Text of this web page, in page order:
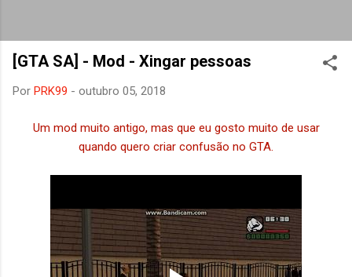
[GTA SA] - Mod - Xingar pessoas
Por PRK99 - outubro 05, 2018
Um mod muito antigo, mas que eu gosto muito de usar
quando quero criar confusão no GTA.